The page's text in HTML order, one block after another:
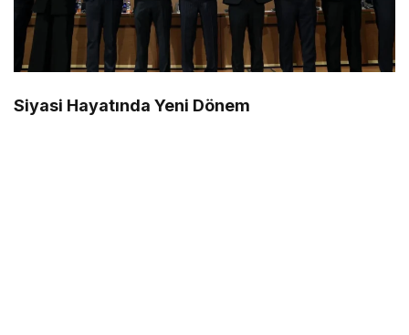
Siyasi Hayatında Yeni Dönem